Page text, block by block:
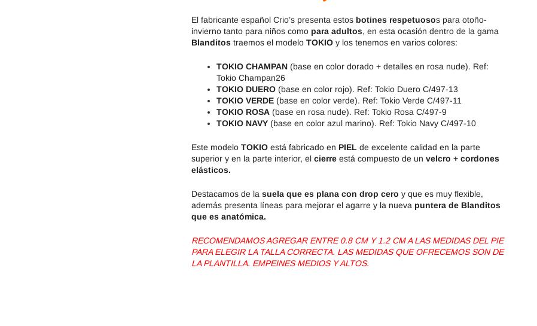
Ipanema Zapy
El fabricante español Crio’s presenta estos botines respetuosos para otoño-
invierno tanto para niños como para adultos, en esta ocasión dentro de la gama
Blanditos traemos el modelo TOKIO y los tenemos en varios colores:
TOKIO CHAMPAN (base en color dorado + detalles en rosa nude). Ref:
Tokio Champan26
TOKIO DUERO (base en color rojo). Ref: Tokio Duero C/497-13
TOKIO VERDE (base en color verde). Ref: Tokio Verde C/497-11
TOKIO ROSA (base en rosa nude). Ref: Tokio Rosa C/497-9
TOKIO NAVY (base en color azul marino). Ref: Tokio Navy C/497-10
Este modelo TOKIO está fabricado en PIEL de excelente calidad en la parte
superior y en la parte interior, el cierre está compuesto de un velcro + cordones
elásticos.
Destacamos de la suela que es plana con drop cero y que es muy flexible,
además presenta líneas para mejorar el agarre y la nueva puntera de Blanditos
que es anatómica.
RECOMENDAMOS AGREGAR ENTRE 0.8 CM Y 1.2 CM A LAS MEDIDAS DEL PIE
PARA ELEGIR LA TALLA CORRECTA. LAS MEDIDAS QUE OFRECEMOS SON DE
LA PLANTILLA. EMPEINES MEDIOS Y ALTOS.